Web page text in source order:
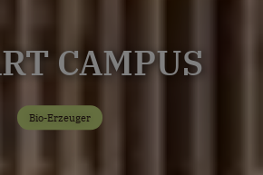
CAMPUS
Bio-Erzeuger